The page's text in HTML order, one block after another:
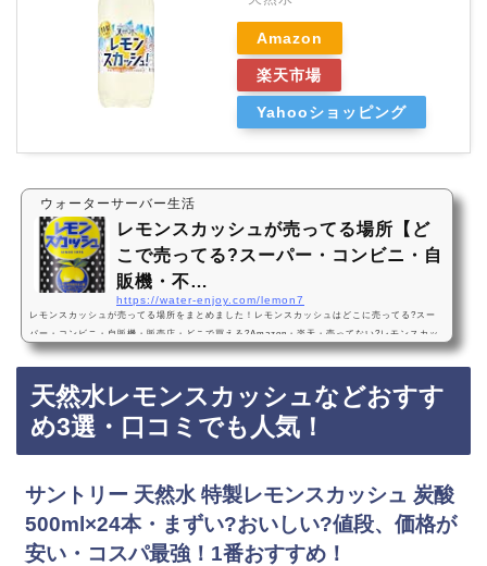
Amazon
楽天市場
Yahooショッピング
ウォーターサーバー生活
レモンスカッシュが売ってる場所【ど
こで売ってる?スーパー・コンビニ・自
販機・不…
https://water-enjoy.com/lemon7
レモンスカッシュが売ってる場所をまとめました！レモンスカッシュはどこに売ってる?スー
パー・コンビニ・自販機・販売店・どこで買える?Amazon・楽天・売ってない?レモンスカッ
シュは、スーパー、コンビニ、自販機に売っています！店舗によっては売ってない店もあるの
シュおすすめ3選・口コミでも人気！伊藤園 不二家 レモンスカッシュ(缶)350ml×24本・まず
い?うまい?値段、価格が安い・コスパ最強!1番おすすめ！『伊藤園 不二家 レモンスカッシ…
天然水レモンスカッシュなどおすす
め3選・口コミでも人気！
サントリー 天然水 特製レモンスカッシュ 炭酸
500ml×24本・まずい?おいしい?値段、価格が
安い・コスパ最強！1番おすすめ！